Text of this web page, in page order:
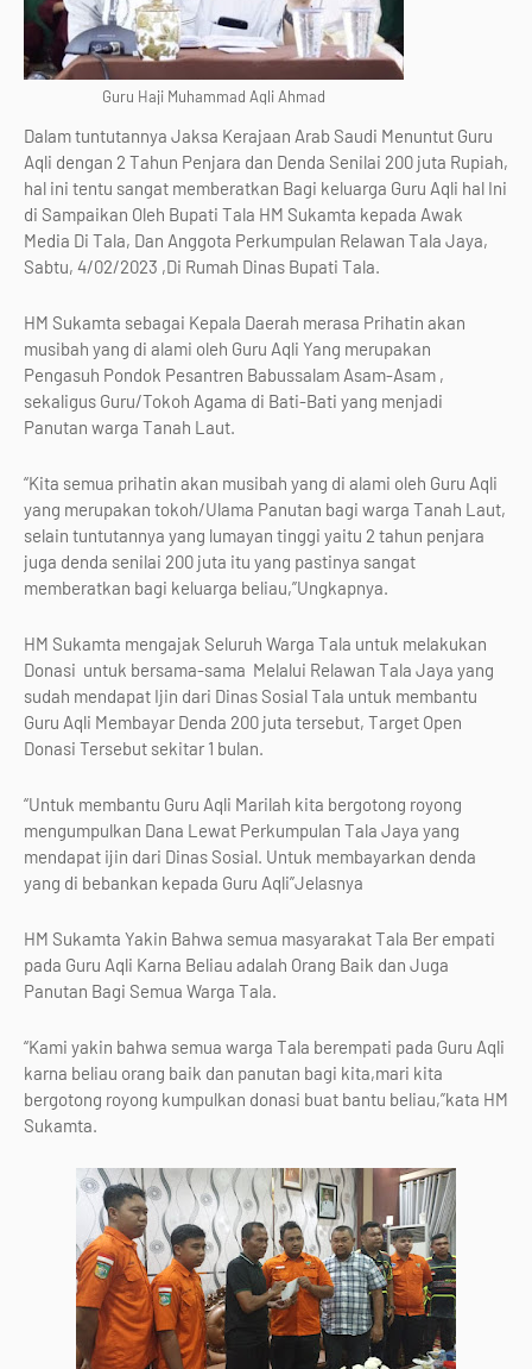
Guru Haji Muhammad Aqli Ahmad
Dalam tuntutannya Jaksa Kerajaan Arab Saudi Menuntut Guru
Aqli dengan 2 Tahun Penjara dan Denda Senilai 200 juta Rupiah,
hal ini tentu sangat memberatkan Bagi keluarga Guru Aqli hal Ini
di Sampaikan Oleh Bupati Tala HM Sukamta kepada Awak
Media Di Tala, Dan Anggota Perkumpulan Relawan Tala Jaya,
Sabtu, 4/02/2023 ,Di Rumah Dinas Bupati Tala.
HM Sukamta sebagai Kepala Daerah merasa Prihatin akan
musibah yang di alami oleh Guru Aqli Yang merupakan
Pengasuh Pondok Pesantren Babussalam Asam-Asam ,
sekaligus Guru/Tokoh Agama di Bati-Bati yang menjadi
Panutan warga Tanah Laut.
“Kita semua prihatin akan musibah yang di alami oleh Guru Aqli
yang merupakan tokoh/Ulama Panutan bagi warga Tanah Laut,
selain tuntutannya yang lumayan tinggi yaitu 2 tahun penjara
juga denda senilai 200 juta itu yang pastinya sangat
memberatkan bagi keluarga beliau,”Ungkapnya.
HM Sukamta mengajak Seluruh Warga Tala untuk melakukan
Donasi untuk bersama-sama Melalui Relawan Tala Jaya yang
sudah mendapat Ijin dari Dinas Sosial Tala untuk membantu
Guru Aqli Membayar Denda 200 juta tersebut, Target Open
Donasi Tersebut sekitar 1 bulan.
“Untuk membantu Guru Aqli Marilah kita bergotong royong
mengumpulkan Dana Lewat Perkumpulan Tala Jaya yang
mendapat ijin dari Dinas Sosial. Untuk membayarkan denda
yang di bebankan kepada Guru Aqli”Jelasnya
HM Sukamta Yakin Bahwa semua masyarakat Tala Ber empati
pada Guru Aqli Karna Beliau adalah Orang Baik dan Juga
Panutan Bagi Semua Warga Tala.
“Kami yakin bahwa semua warga Tala berempati pada Guru Aqli
karna beliau orang baik dan panutan bagi kita,mari kita
bergotong royong kumpulkan donasi buat bantu beliau,”kata HM
Sukamta.